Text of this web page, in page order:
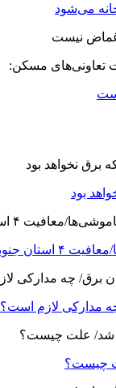
تعاونی‌های مسکن:
بود
از قطعی برق
مدارکی لازم است؟
چیست؟